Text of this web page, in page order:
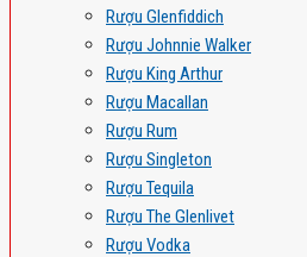
Rượu Glenfiddich
Rượu Johnnie Walker
Rượu King Arthur
Rượu Macallan
Rượu Rum
Rượu Singleton
Rượu Tequila
Rượu The Glenlivet
Rượu Vodka